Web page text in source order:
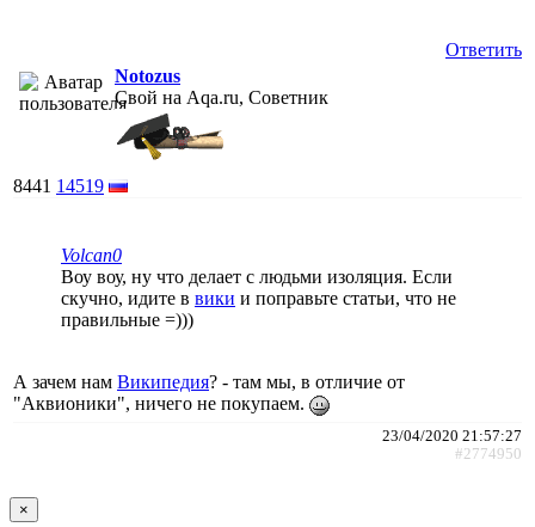
Ответить
Notozus
Свой на Aqa.ru, Советник
8441 14519
Volcan0
Воу воу, ну что делает с людьми изоляция. Если
скучно, идите в вики и поправьте статьи, что не
правильные =)))
А зачем нам Википедия? - там мы, в отличие от
"Аквионики", ничего не покупаем.
23/04/2020 21:57:27
#2774950
×